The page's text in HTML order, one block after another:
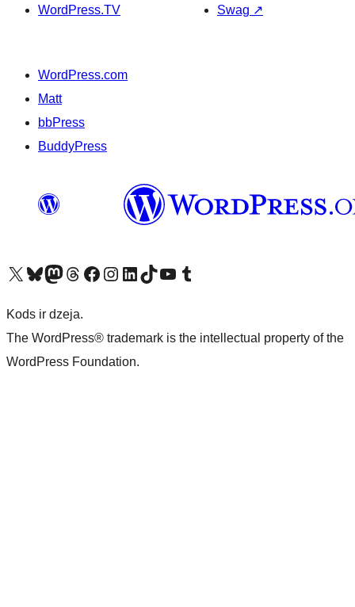
WordPress.TV
Swag ↗
WordPress.com
Matt
bbPress
BuddyPress
Apmeklējiet mūsu X (agrāk Twitter) kontu
Apmeklējiet mūsu Bluesky kontu
Apmeklējiet mūsu Mastodon kontu
Apmeklējiet mūsu Threads kontu
Apmeklējiet mūsu Facebook lapuApmeklējiet mūsu Instagram kontu
Apmeklējiet mūsu LinkedIn kontu
Apmeklējiet mūsu TikTok kontu
Apmeklējiet mūsu YouTube kanālu
Apmeklējiet mūsu Tumblr kontu
Kods ir dzeja.
The WordPress® trademark is the intellectual property of the
WordPress Foundation.